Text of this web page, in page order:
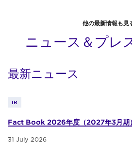
他の最新情報も見
ニュース＆プレ
最新ニュース
IR
Fact Book 2026年度（2027年3月期
31 July 2026